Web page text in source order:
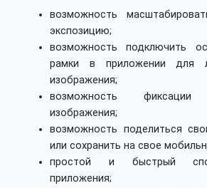
возможность
экспозицию;
возможность подключить
рамки в приложении для
изображения;
возможность фиксации
изображения;
возможность поделиться
или сохранить на свое
простой и быстрый
приложения;